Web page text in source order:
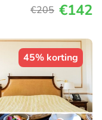
€205 €142
45% korting